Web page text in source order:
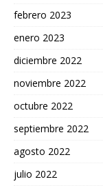
febrero 2023
enero 2023
diciembre 2022
noviembre 2022
octubre 2022
septiembre 2022
agosto 2022
julio 2022